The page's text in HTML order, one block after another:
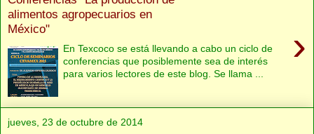
alimentos agropecuarios en
México"
›
En Texcoco se está llevando a cabo un ciclo de
conferencias que posiblemente sea de interés
para varios lectores de este blog. Se llama ...
jueves, 23 de octubre de 2014